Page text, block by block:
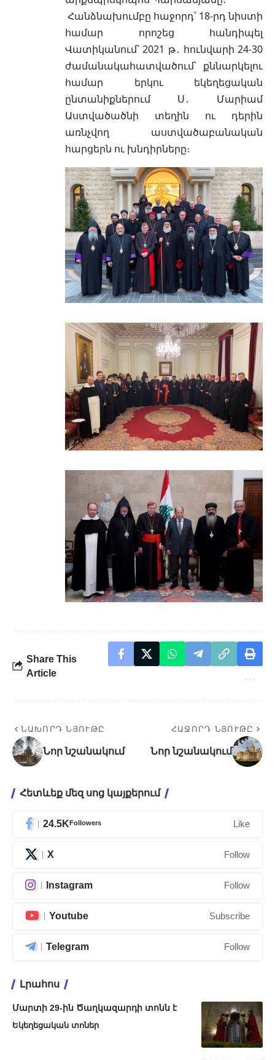
Հանձնախումբը հաջորդ՝ 18-րդ նիստի
համար որոշեց հանդիպել
Վատիկանում՝ 2021 թ․ հունվարի 24-30
ժամանակահատվածում՝ քննարկելու
համար երկու եկեղեցական
ընտանիքներում Ս․ Մարիամ
Աստվածածնի տեղին ու դերին
առնչվող աստվածաբանական
հարցերն ու խնդիրները։
Share This
Article
ՆԱԽՈՐԴ ՆՅՈՒԹԸ
Նոր նշանակում
ՀԱՋՈՐԴ ՆՅՈՒԹԸ
Նոր նշանակում
Հետևեք մեզ սոց կայքերում
24.5KFollowers Like
X Follow
Instagram Follow
Youtube Subscribe
Telegram Follow
Լրահոս
Մարտի 29-ին Ծաղկազարդի տոնն է
Եկեղեցական տոներ